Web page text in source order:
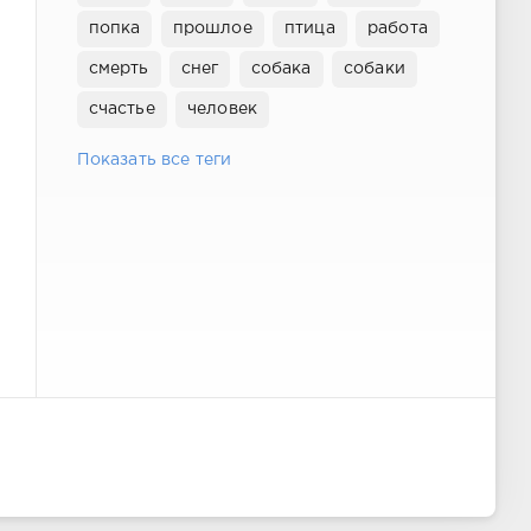
попка прошлое птица работа
смерть снег собака собаки
счастье человек
Показать все теги